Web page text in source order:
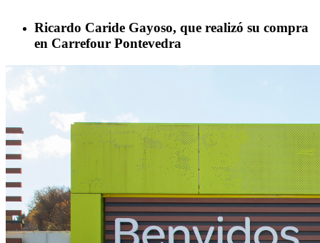
Ricardo Caride Gayoso, que realizó su compra
en Carrefour Pontevedra